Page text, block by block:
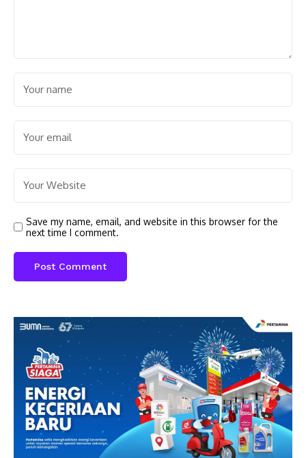
Save my name, email, and website in this browser for the
next time I comment.